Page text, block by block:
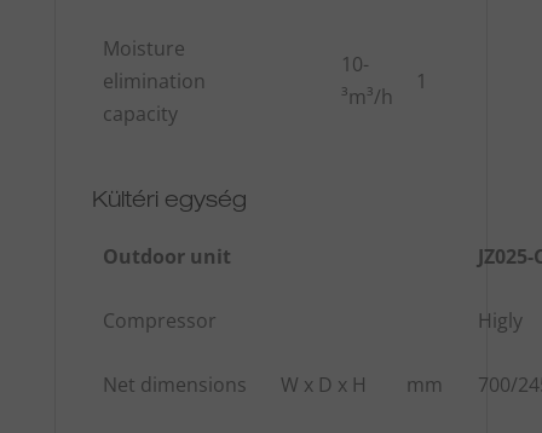
Moisture
elimination
capacity
10-
³m³/h
1
Kültéri egység
Outdoor unit JZ025-
Compressor Higly
Net dimensions W x D x H mm 700/